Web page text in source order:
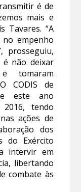
é de
mais e
Tavares. “A
no empenho
prosseguiu,
é não deixar
tomaram
CODIS de
este ano
tendo
ações de
dos
do Exército
intervir em
libertando
combate às